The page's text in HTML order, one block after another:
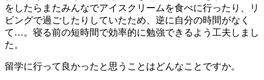
をしたらまたみんなでアイスクリームを食べに行ったり、リ
ビングで過ごしたりしていたため、逆に自分の時間がなく
て…。寝る前の短時間で効率的に勉強できるよう工夫しまし
た。
留学に行って良かったと思うことはどんなことですか。